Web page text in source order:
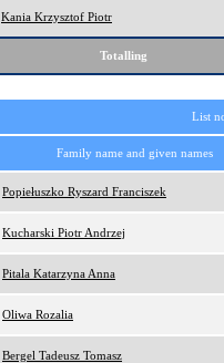
Kania Krzysztof Piotr
Totalling
List
Family name and given names
Popiełuszko Ryszard Franciszek
Kucharski Piotr Andrzej
Pitala Katarzyna Anna
Oliwa Rozalia
Bergel Tadeusz Tomasz